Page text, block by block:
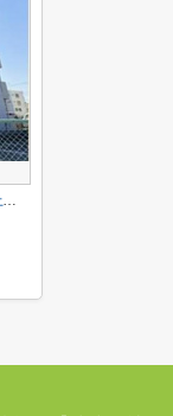
中古マンション RC造 東武東上線「北坂戸」駅 徒歩４分